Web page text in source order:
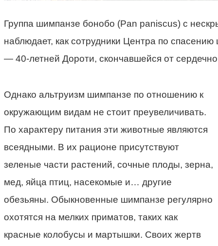
Группа шимпанзе бонобо (Pan paniscus) с
наблюдает, как сотрудники Центра по
— 40-летней Дороти, скончавшейся от
Однако альтруизм шимпанзе по отношению к
окружающим видам не стоит преувеличивать.
По характеру питания эти животные являются
всеядными. В их рационе присутствуют
зеленые части растений, сочные плоды, зерна,
мед, яйца птиц, насекомые и… другие
обезьяны. Обыкновенные шимпанзе регулярно
охотятся на мелких приматов, таких как
красные колобусы и мартышки. Своих жертв